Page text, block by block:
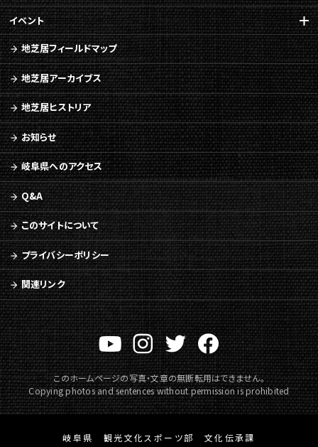
イベント
地芝居フィールドマップ
地芝居アーカイブス
地芝居ヒストリア
お知らせ
岐阜県へのアクセス
Q&A
このサイトについて
プライバシーポリシー
関連リンク
このホームページの写真・文章の無断転用はできません。
Copying photos and sentences without permission is prohibited
岐阜県 観光文化スポーツ部 文化伝承課